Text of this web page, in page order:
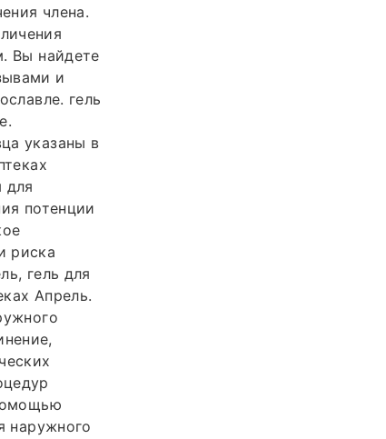
члена.
Вы найдете
и
гель
указаны в
для
потенции
риска
гель для
Апрель.
наружного